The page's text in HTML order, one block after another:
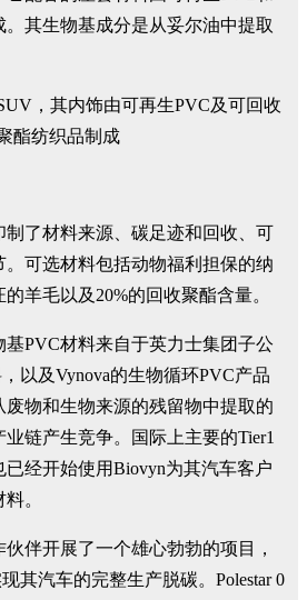
其生物基成分是从妥尔油中提取
了材料来源、碳足迹和回收、可
可选材料包括动物福利担保的纳
羊毛以及20%的回收聚酯含量。
PVC材料来自于英力士集团子公
以及Vynova的生物循环PVC产品
物和生物来源的残留物中提取的
链产生竞争。国际上主要的Tier1
经开始使用Biovyn为其汽车客户
。
伴开展了一个雄心勃勃的项目，
现其汽车的完整生产脱碳。Polestar 0